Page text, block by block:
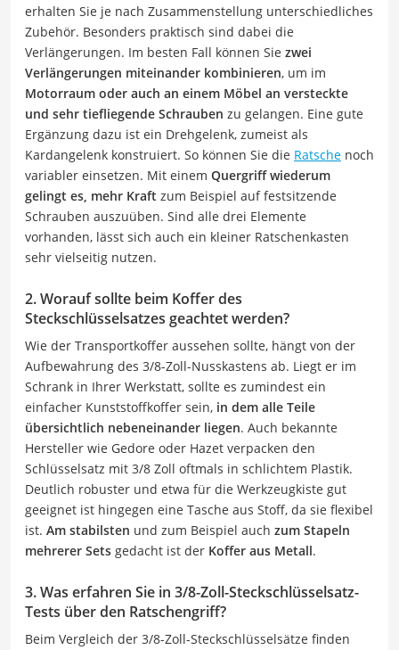
erhalten Sie je nach Zusammenstellung unterschiedliches
Zubehör. Besonders praktisch sind dabei die
Verlängerungen. Im besten Fall können Sie zwei
Verlängerungen miteinander kombinieren, um im
Motorraum oder auch an einem Möbel an versteckte
und sehr tiefliegende Schrauben zu gelangen. Eine gute
Ergänzung dazu ist ein Drehgelenk, zumeist als
Kardangelenk konstruiert. So können Sie die Ratsche noch
variabler einsetzen. Mit einem Quergriff wiederum
gelingt es, mehr Kraft zum Beispiel auf festsitzende
Schrauben auszuüben. Sind alle drei Elemente
vorhanden, lässt sich auch ein kleiner Ratschenkasten
sehr vielseitig nutzen.
2. Worauf sollte beim Koffer des
Steckschlüsselsatzes geachtet werden?
Wie der Transportkoffer aussehen sollte, hängt von der
Aufbewahrung des 3/8-Zoll-Nusskastens ab. Liegt er im
Schrank in Ihrer Werkstatt, sollte es zumindest ein
einfacher Kunststoffkoffer sein, in dem alle Teile
übersichtlich nebeneinander liegen. Auch bekannte
Hersteller wie Gedore oder Hazet verpacken den
Schlüsselsatz mit 3/8 Zoll oftmals in schlichtem Plastik.
Deutlich robuster und etwa für die Werkzeugkiste gut
geeignet ist hingegen eine Tasche aus Stoff, da sie flexibel
ist. Am stabilsten und zum Beispiel auch zum Stapeln
mehrerer Sets gedacht ist der Koffer aus Metall.
3. Was erfahren Sie in 3/8-Zoll-Steckschlüsselsatz-
Tests über den Ratschengriff?
Beim Vergleich der 3/8-Zoll-Steckschlüsselsätze finden